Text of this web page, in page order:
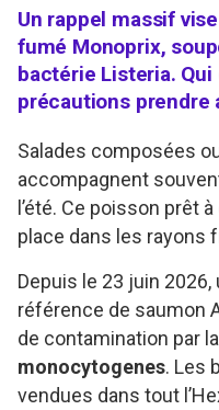
Un rappel massif
fumé Monoprix,
bactérie Listeria.
précautions prendre
Salades composées
accompagnent
l’été. Ce poisson prêt
place dans les rayons
Depuis le 23 juin 2026,
référence de saumon
de contamination par
monocytogenes. Les
vendues dans tout